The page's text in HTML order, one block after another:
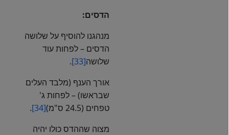
הדסים:
מנהגנו להוסיף על שלושה
הדסים – לפחות עוד
שלושה[33]
.
אורך הענף (מלבד העלים
שבראשו) – לפחות ג'
טפחים (24.5 ס"מ)
[34]
.
מצוה שההדס כולו יהיה